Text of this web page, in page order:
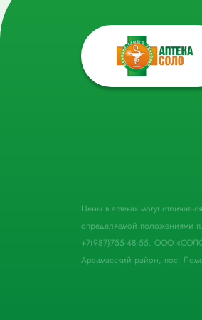
Цены в аптеках могут
определяемой положениями
+7(987)755-48-55. ООО
Арзамасский район, пос.